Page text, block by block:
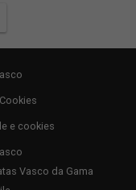
e cookies
Vasco da Gama